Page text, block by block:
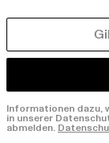
Informationen dazu,
in unserer
abmelden.